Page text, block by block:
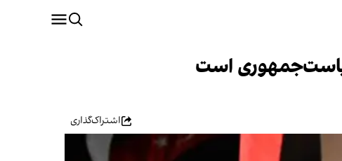
ریاست‌جمهوری است
اشتراک‌گذاری